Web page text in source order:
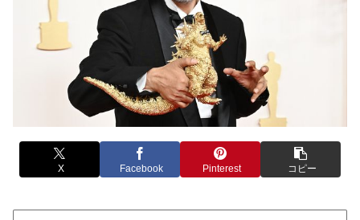
X Facebook Pinterest コピー